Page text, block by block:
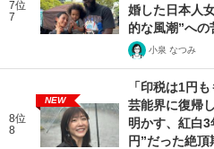
7位
7
婚した日本人
的な風潮”への
小泉 なつみ
8位
8
NEW
「印税は1円
芸能界に復帰
明かす、紅白
円”だった絶頂